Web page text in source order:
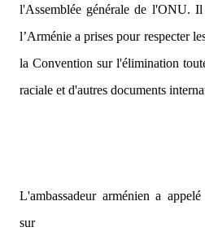
l'Assemblée générale de l'ONU.
l’Arménie a prises pour respecter
la Convention sur l'élimination
raciale et d'autres documents
L'ambassadeur arménien a
sur